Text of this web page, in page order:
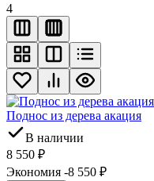
4
Поднос из дерева акация
В наличии
8 550 ₽
Экономия -8 550 ₽